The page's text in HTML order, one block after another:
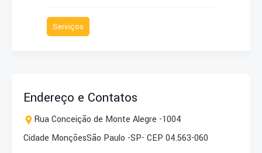
Serviços
Endereço e Contatos
Rua Conceição de Monte Alegre -1004
Cidade MonçõesSão Paulo -SP- CEP 04.563-060